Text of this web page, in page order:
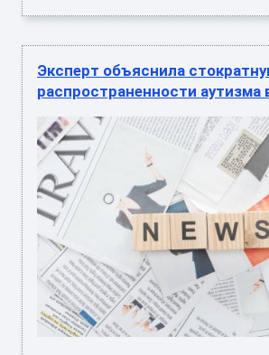
Эксперт объяснила
распространенности аутизма